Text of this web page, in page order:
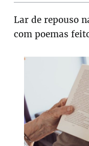
Lar de repouso
com poemas